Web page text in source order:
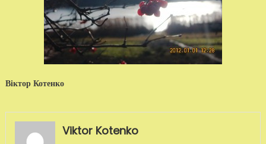
Віктор Котенко
Viktor Kotenko